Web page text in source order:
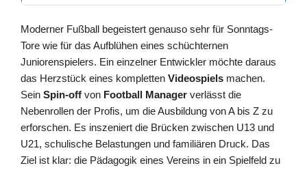
Moderner Fußball begeistert genauso sehr für Sonntags-
Tore wie für das Aufblühen eines schüchternen
Juniorenspielers. Ein einzelner Entwickler möchte daraus
das Herzstück eines kompletten Videospiels machen.
Sein Spin-off von Football Manager verlässt die
Nebenrollen der Profis, um die Ausbildung von A bis Z zu
erforschen. Es inszeniert die Brücken zwischen U13 und
U21, schulische Belastungen und familiären Druck. Das
Ziel ist klar: die Pädagogik eines Vereins in ein Spielfeld zu